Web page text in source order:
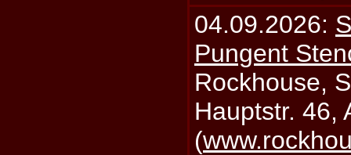
04.09.2026:
Pungent
Rockhouse,
Hauptstr. 46,
(